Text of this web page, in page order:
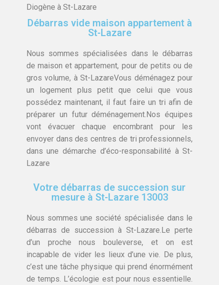
Diogène à St-Lazare
Débarras vide maison appartement à
St-Lazare
Nous sommes spécialisées dans le débarras
de maison et appartement, pour de petits ou de
gros volume, à St-LazareVous déménagez pour
un logement plus petit que celui que vous
possédez maintenant, il faut faire un tri afin de
préparer un futur déménagement.Nos équipes
vont évacuer chaque encombrant pour les
envoyer dans des centres de tri professionnels,
dans une démarche d’éco-responsabilité à St-
Lazare
Votre débarras de succession sur
mesure à St-Lazare 13003
Nous sommes une société spécialisée dans le
débarras de succession à St-Lazare.Le perte
d’un proche nous bouleverse, et on est
incapable de vider les lieux d’une vie. De plus,
c’est une tâche physique qui prend énormément
de temps. L’écologie est pour nous essentielle.